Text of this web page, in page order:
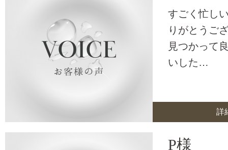
すごく忙し
りがとうご
見つかって
いした…
詳
P様